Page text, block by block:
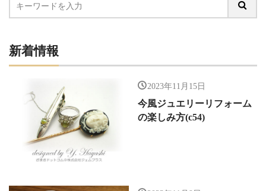
新着情報
2023年11月15日
今風ジュエリーリフォーム
の楽しみ方(c54)